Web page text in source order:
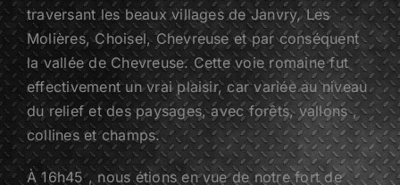
traversant les beaux villages de Janvry, Les
Molières, Choisel, Chevreuse et par conséquent
la vallée de Chevreuse. Cette voie romaine fut
effectivement un vrai plaisir, car variée au niveau
du relief et des paysages, avec forêts, vallons ,
collines et champs.
À 16h45 , nous étions en vue de notre fort de